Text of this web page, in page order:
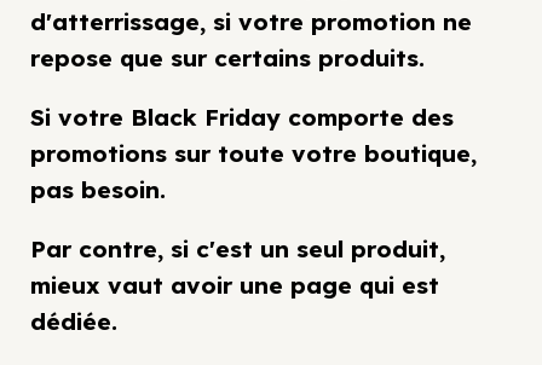
d'atterrissage, si votre promotion ne
repose que sur certains produits.
Si votre Black Friday comporte des
promotions sur toute votre boutique,
pas besoin.
Par contre, si c'est un seul produit,
mieux vaut avoir une page qui est
dédiée.